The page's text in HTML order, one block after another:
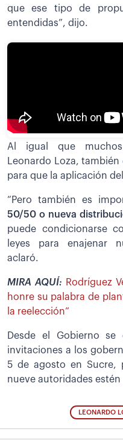
que ese tipo de
entendidas”, dijo.
Al igual que
Leonardo Loza,
para que la aplicación
“Pero también es
50/50 o nueva
puede condicionarse
leyes para enajenar
aclaró.
MIRA AQUÍ: Rodríguez
honre su palabra de
la reelección”
Desde el Gobierno
invitaciones a los
5 de agosto en Sucre,
nueve autoridades estén
LEONARDO